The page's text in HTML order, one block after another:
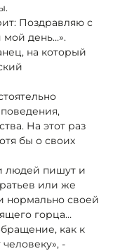
Поздравляю с
мой день…».
на который
На этот раз
бы о своих
людей пишут и
или же
нормально своей
горца…
как к
-